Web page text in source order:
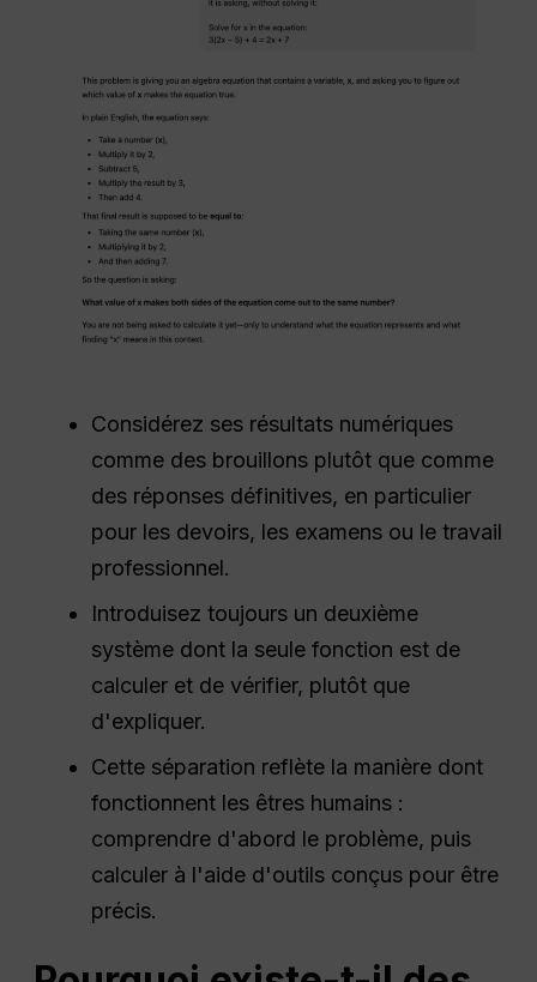
Considérez ses résultats numériques
comme des brouillons plutôt que comme
des réponses définitives, en particulier
pour les devoirs, les examens ou le travail
professionnel.
Introduisez toujours un deuxième
système dont la seule fonction est de
calculer et de vérifier, plutôt que
d'expliquer.
Cette séparation reflète la manière dont
fonctionnent les êtres humains :
comprendre d'abord le problème, puis
calculer à l'aide d'outils conçus pour être
précis.